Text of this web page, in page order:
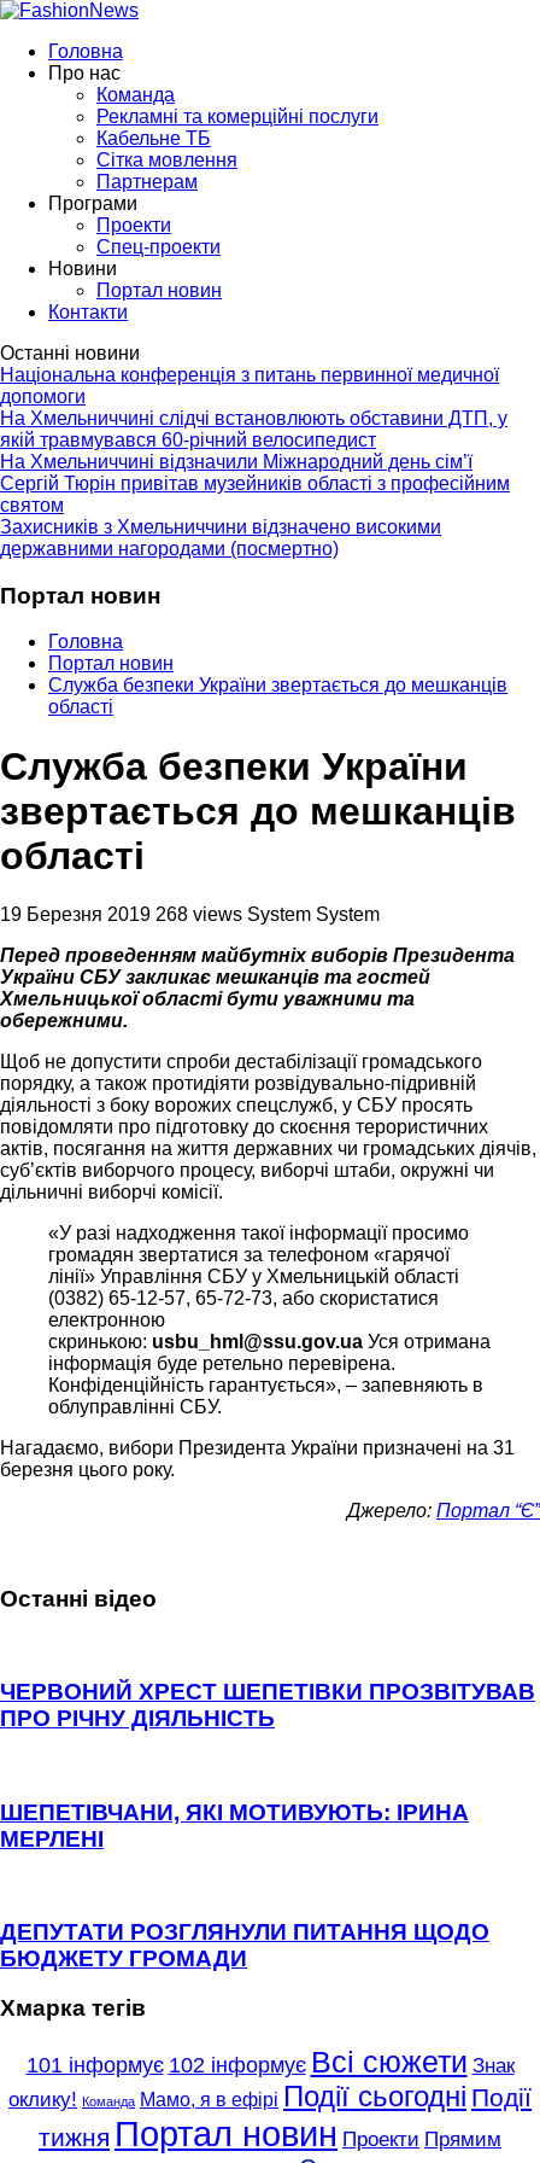
Головна
Про нас
Команда
Рекламні та комерційні послуги
Кабельне ТБ
Сітка мовлення
Партнерам
Програми
Проекти
Спец-проекти
Новини
Портал новин
Контакти
Останні новини
Національна конференція з питань первинної медичної
допомоги
На Хмельниччині слідчі встановлюють обставини ДТП, у
якій травмувався 60-річний велосипедист
На Хмельниччині відзначили Міжнародний день сім’ї
Сергій Тюрін привітав музейників області з професійним
святом
Захисників з Хмельниччини відзначено високими
державними нагородами (посмертно)
Портал новин
Головна
Портал новин
Служба безпеки України звертається до мешканців
області
Служба безпеки України
звертається до мешканців
області
19 Березня 2019 268 views System System
Перед проведенням майбутніх виборів Президента
України СБУ закликає мешканців та гостей
Хмельницької області бути уважними та
обережними.
Щоб не допустити спроби дестабілізації громадського
порядку, а також протидіяти розвідувально-підривній
діяльності з боку ворожих спецслужб, у СБУ просять
повідомляти про підготовку до скоєння терористичних
актів, посягання на життя державних чи громадських діячів,
суб’єктів виборчого процесу, виборчі штаби, окружні чи
дільничні виборчі комісії.
«У разі надходження такої інформації просимо
громадян звертатися за телефоном «гарячої
лінії» Управління СБУ у Хмельницькій області
(0382) 65-12-57, 65-72-73, або скористатися
електронною
скринькою: usbu_hml@ssu.gov.ua Уся отримана
інформація буде ретельно перевірена.
Конфіденційність гарантується», – запевняють в
облуправлінні СБУ.
Нагадаємо, вибори Президента України призначені на 31
березня цього року.
Джерело: Портал “Є”
Останні відео
ЧЕРВОНИЙ ХРЕСТ ШЕПЕТІВКИ ПРОЗВІТУВАВ
ПРО РІЧНУ ДІЯЛЬНІСТЬ
ШЕПЕТІВЧАНИ, ЯКІ МОТИВУЮТЬ: ІРИНА
МЕРЛЕНІ
ДЕПУТАТИ РОЗГЛЯНУЛИ ПИТАННЯ ЩОДО
БЮДЖЕТУ ГРОМАДИ
Хмарка тегів
101 інформує 102 інформує Всі сюжети Знак
оклику! Команда Мамо, я в ефірі Події сьогодні Події
тижня Портал новин Проекти Прямим